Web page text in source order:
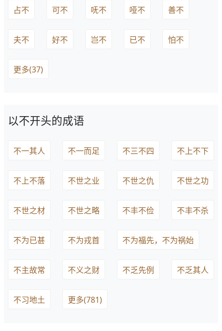
占不 可不 呒不 哑不 善不
夫不 好不 岂不 已不 怕不
更多(37)
以不开头的成语
不一其人 不一而足 不三不四 不上不下
不上不落 不世之业 不世之仇 不世之功
不世之材 不世之略 不丰不俭 不丰不杀
不为已甚 不为戎首 不为福先，不为祸始
不主故常 不义之财 不乏先例 不乏其人
不习地土 更多(781)